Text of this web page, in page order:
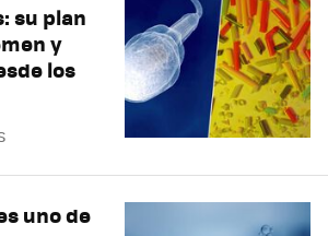
su plan
y
los
uno de